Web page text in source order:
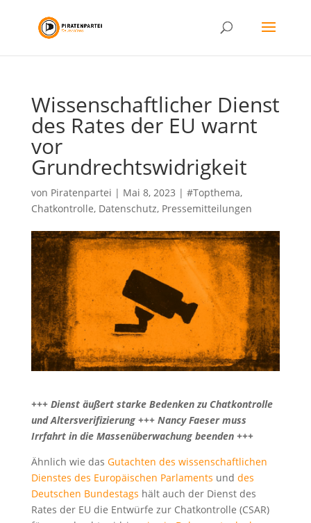
Wissenschaftlicher Dienst
des Rates der EU warnt
vor
Grundrechtswidrigkeit
von Piratenpartei | Mai 8, 2023 | #Topthema,
Chatkontrolle, Datenschutz, Pressemitteilungen
+++ Dienst äußert starke Bedenken zu Chatkontrolle
und Altersverifizierung +++ Nancy Faeser muss
Irrfahrt in die Massenüberwachung beenden +++
Ähnlich wie das Gutachten des wissenschaftlichen
Dienstes des Europäischen Parlaments und des
Deutschen Bundestags hält auch der Dienst des
Rates der EU die Entwürfe zur Chatkontrolle (CSAR)